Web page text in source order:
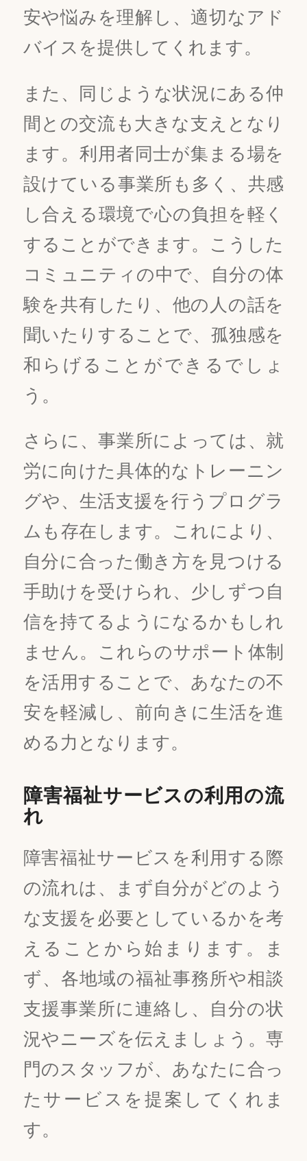
安や悩みを理解し、適切なアド
バイスを提供してくれます。
また、同じような状況にある仲
間との交流も大きな支えとなり
ます。利用者同士が集まる場を
設けている事業所も多く、共感
し合える環境で心の負担を軽く
することができます。こうした
コミュニティの中で、自分の体
験を共有したり、他の人の話を
聞いたりすることで、孤独感を
和らげることができるでしょ
う。
さらに、事業所によっては、就
労に向けた具体的なトレーニン
グや、生活支援を行うプログラ
ムも存在します。これにより、
自分に合った働き方を見つける
手助けを受けられ、少しずつ自
信を持てるようになるかもしれ
ません。これらのサポート体制
を活用することで、あなたの不
安を軽減し、前向きに生活を進
める力となります。
障害福祉サービスの利用の流
れ
障害福祉サービスを利用する際
の流れは、まず自分がどのよう
な支援を必要としているかを考
えることから始まります。ま
ず、各地域の福祉事務所や相談
支援事業所に連絡し、自分の状
況やニーズを伝えましょう。専
門のスタッフが、あなたに合っ
たサービスを提案してくれま
す。